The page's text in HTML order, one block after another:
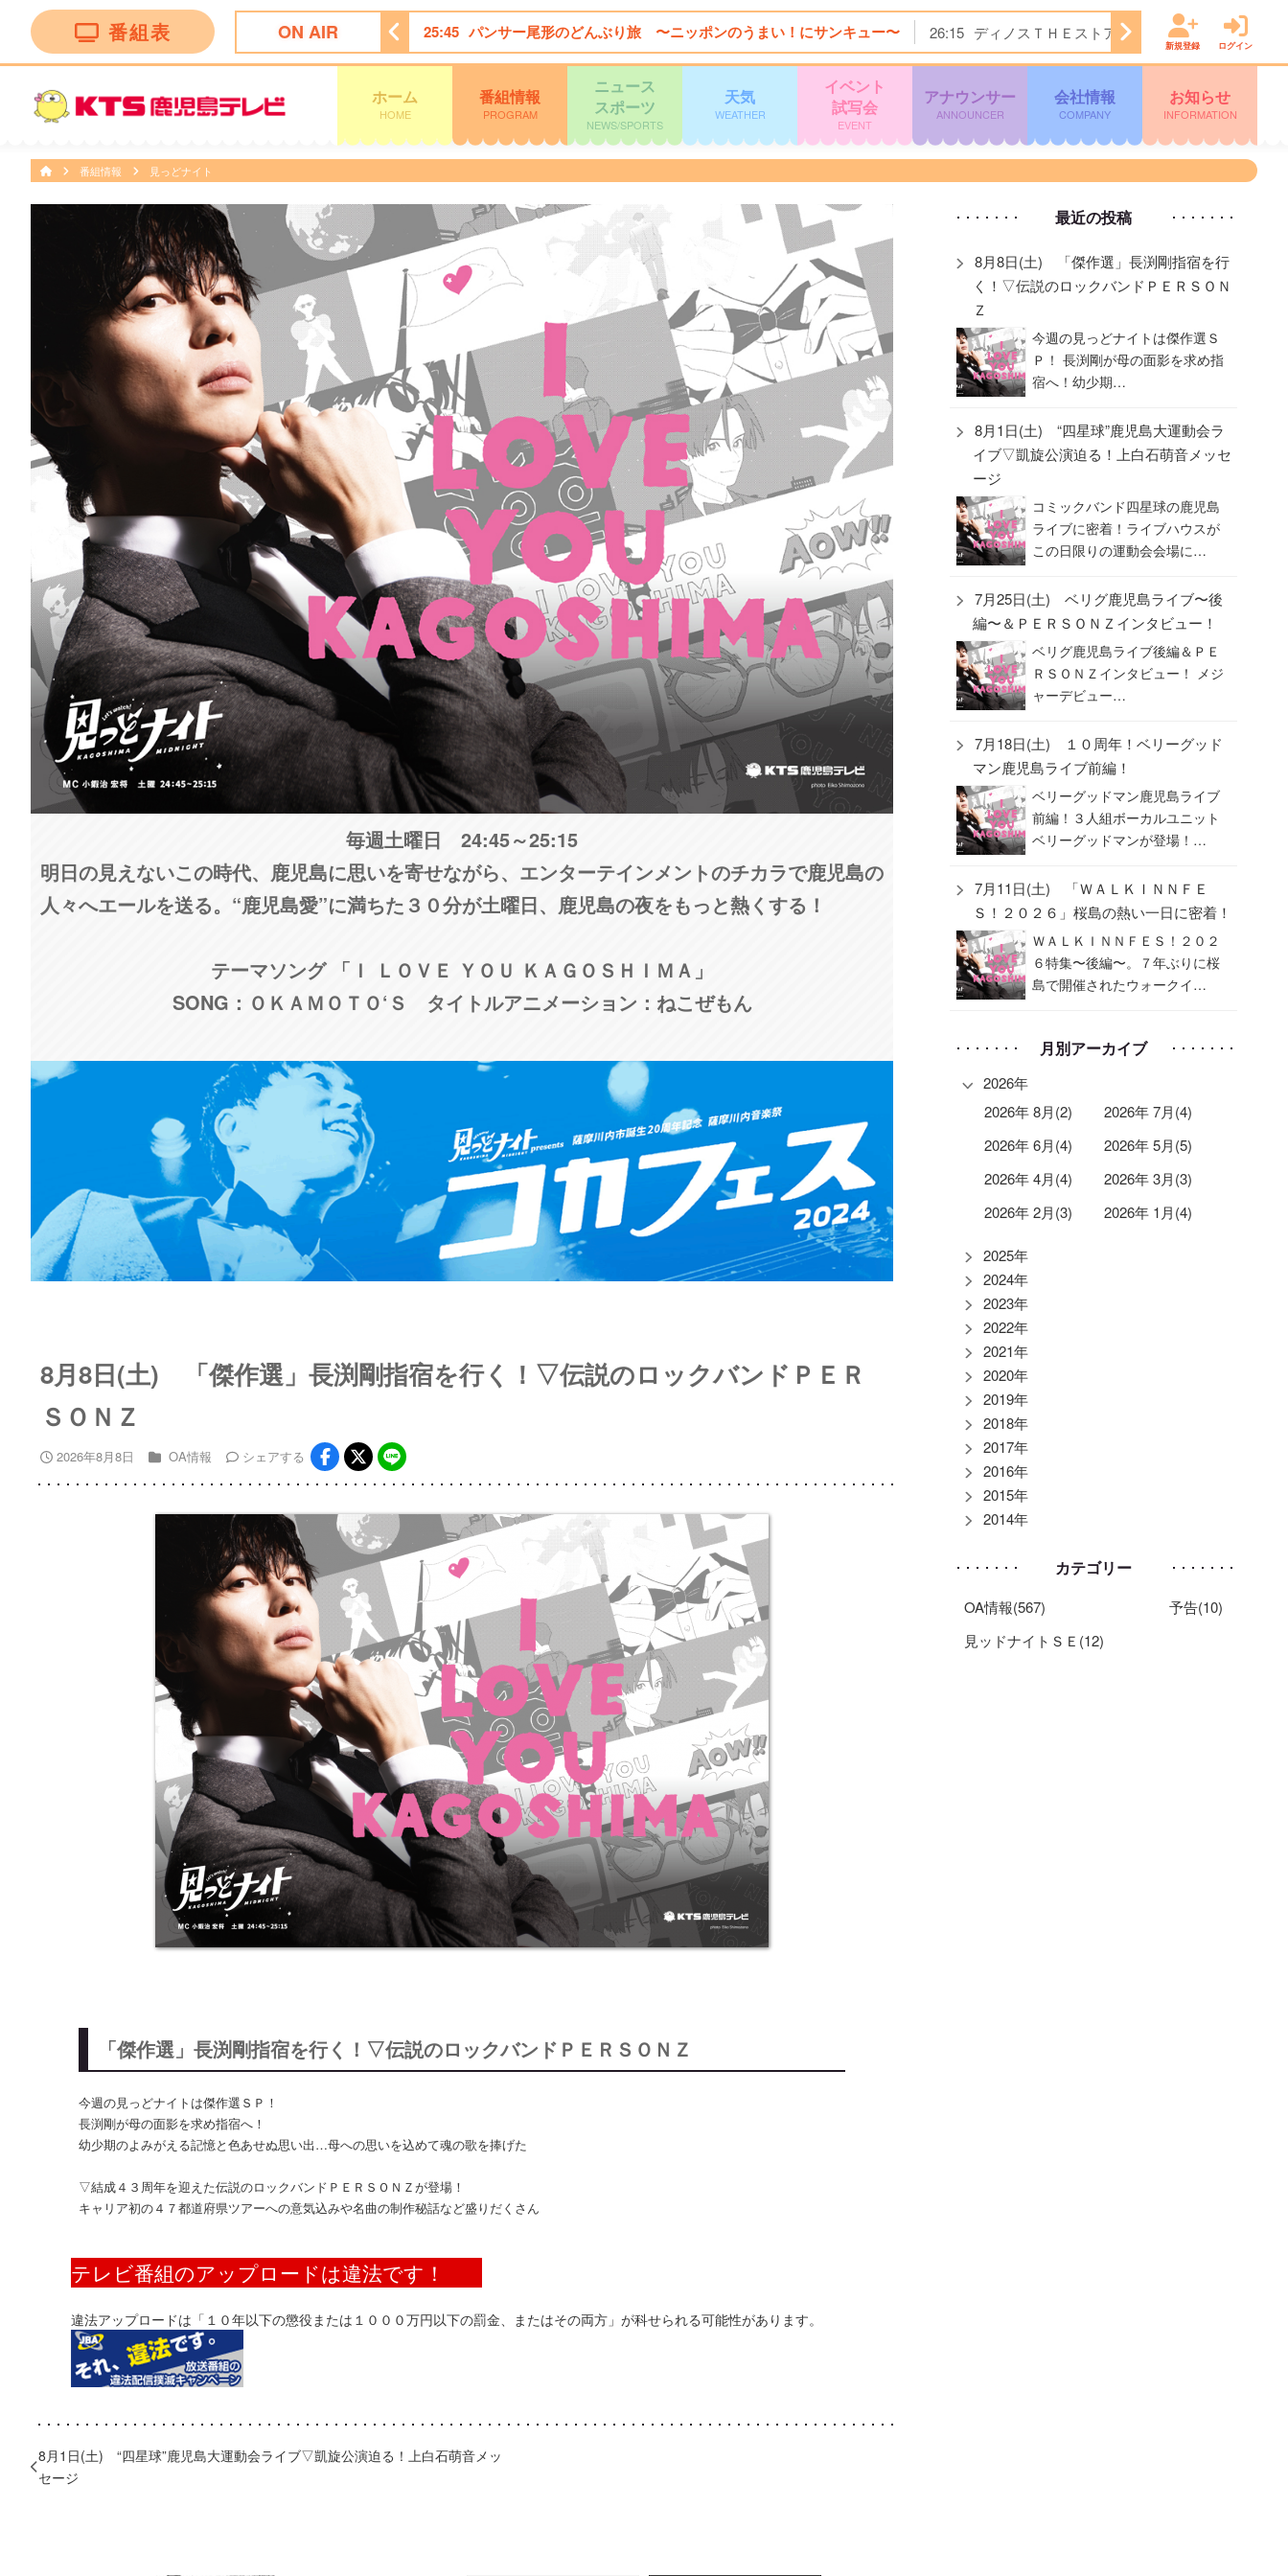
番組表 ON AIR
Ｋａｇｏｓｈｉｍａ 見っどナイト 25:15 ふわり愛 25:45 パンサー尾形のどんぶり旅 〜ニッポンのうまい！にサンキュー〜 26:15 ディノスＴＨＥストア 26:45 ビタブリッド
新規登録 ログイン
ホーム
HOME
番組情報
PROGRAM
ニュース
スポーツ
NEWS/SPORTS
天気
WEATHER
イベント
試写会
EVENT
アナウンサー
ANNOUNCER
会社情報
COMPANY
お知らせ
INFORMATION
番組情報 見っどナイト
毎週土曜日 24:45～25:15
明日の見えないこの時代、鹿児島に思いを寄せながら、エンターテインメントのチカラで鹿児島の
人々へエールを送る。“鹿児島愛”に満ちた３０分が土曜日、鹿児島の夜をもっと熱くする！
テーマソング 「Ｉ ＬＯＶＥ ＹＯＵ ＫＡＧＯＳＨＩＭＡ」
SONG：ＯＫＡＭＯＴＯ‘Ｓ タイトルアニメーション：ねこぜもん
8月8日(土) 「傑作選」長渕剛指宿を行く！▽伝説のロックバンドＰＥＲ
ＳＯＮＺ
2026年8月8日 OA情報 シェアする
「傑作選」長渕剛指宿を行く！▽伝説のロックバンドＰＥＲＳＯＮＺ
今週の見っどナイトは傑作選ＳＰ！
長渕剛が母の面影を求め指宿へ！
幼少期のよみがえる記憶と色あせぬ思い出…母への思いを込めて魂の歌を捧げた
▽結成４３周年を迎えた伝説のロックバンドＰＥＲＳＯＮＺが登場！
キャリア初の４７都道府県ツアーへの意気込みや名曲の制作秘話など盛りだくさん
テレビ番組のアップロードは違法です！
違法アップロードは「１０年以下の懲役または１０００万円以下の罰金、またはその両方」が科せられる可能性があります。
8月1日(土) “四星球”鹿児島大運動会ライブ▽凱旋公演迫る！上白石萌音メッ
セージ
最近の投稿
8月8日(土) 「傑作選」長渕剛指宿を行
く！▽伝説のロックバンドＰＥＲＳＯＮ
Ｚ
今週の見っどナイトは傑作選Ｓ
Ｐ！ 長渕剛が母の面影を求め指
宿へ！幼少期…
8月1日(土) “四星球”鹿児島大運動会ラ
イブ▽凱旋公演迫る！上白石萌音メッセ
ージ
コミックバンド四星球の鹿児島
ライブに密着！ライブハウスが
この日限りの運動会会場に…
7月25日(土) ベリグ鹿児島ライブ〜後
編〜＆ＰＥＲＳＯＮＺインタビュー！
ベリグ鹿児島ライブ後編＆ＰＥ
ＲＳＯＮＺインタビュー！ メジ
ャーデビュー…
7月18日(土) １０周年！ベリーグッド
マン鹿児島ライブ前編！
ベリーグッドマン鹿児島ライブ
前編！３人組ボーカルユニット
ベリーグッドマンが登場！…
7月11日(土) 「ＷＡＬＫＩＮＮＦＥ
Ｓ！２０２６」桜島の熱い一日に密着！
ＷＡＬＫＩＮＮＦＥＳ！２０２
６特集〜後編〜。７年ぶりに桜
島で開催されたウォークイ…
月別アーカイブ
2026年
2026年 8月(2)
2026年 7月(4)
2026年 6月(4)
2026年 5月(5)
2026年 4月(4)
2026年 3月(3)
2026年 2月(3)
2026年 1月(4)
2025年
2024年
2023年
2022年
2021年
2020年
2019年
2018年
2017年
2016年
2015年
2014年
カテゴリー
OA情報(567)
予告(10)
見ッドナイトＳＥ(12)